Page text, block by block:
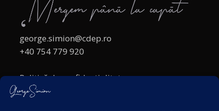
george.simion@cdep.ro
+40 754 779 920
Politică de confidențialitate
Politica cookies